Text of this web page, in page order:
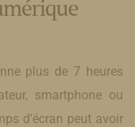
plus de 7 heures
smartphone ou
d’écran peut avoir